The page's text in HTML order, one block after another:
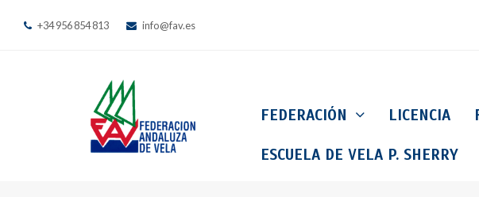
+34 956 854 813 info@fav.es
FEDERACIÓN LICENCIA
ESCUELA DE VELA P. SHERRY